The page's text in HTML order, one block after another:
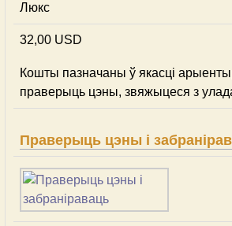
Люкс
32,00 USD
Кошты пазначаны ў якасці
праверыць цэны, звяжыцеся з
Праверыць цэны і